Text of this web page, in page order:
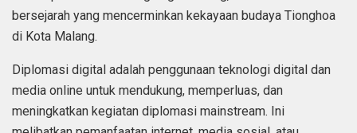
bersejarah yang mencerminkan kekayaan budaya Tionghoa
di Kota Malang.
Diplomasi digital adalah penggunaan teknologi digital dan
media online untuk mendukung, memperluas, dan
meningkatkan kegiatan diplomasi mainstream. Ini